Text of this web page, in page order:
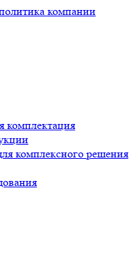
компании
комплектация
комплексного решения